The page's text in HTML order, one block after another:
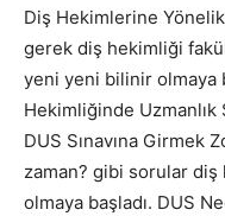
Diş Hekimlerine
gerek diş hekimliği
yeni yeni bilinir olmaya
Hekimliğinde Uzmanlık
DUS Sınavına Girmek
zaman? gibi sorular diş
olmaya başladı. DUS